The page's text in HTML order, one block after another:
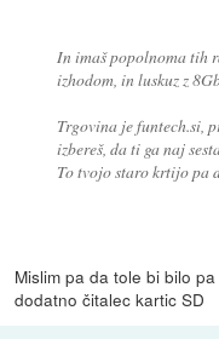
In imaš popolnoma tih
izhodom, in luskuz z
Trgovina je funtech.si,
izbereš, da ti ga naj
To tvojo staro krtijo pa
Mislim pa da tole bi bilo
dodatno čitalec kartic SD